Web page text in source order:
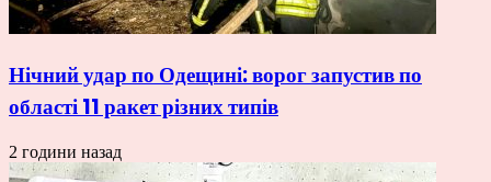
Нічний удар по Одещині: ворог запустив по
області 11 ракет різних типів
2 години назад